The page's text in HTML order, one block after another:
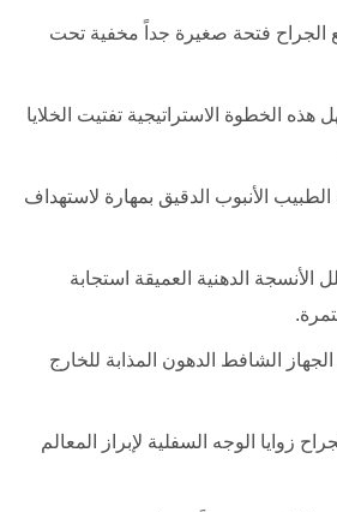
الجراح فتحة صغيرة جداً مخفية تحت
هذه الخطوة الاستراتيجية تفتيت الخلايا
الطبيب الأنبوب الدقيق بمهارة لاستهداف
الأنسجة الدهنية العميقة استجابة
الشافط الدهون المذابة للخارج
زوايا الوجه السفلية لإبراز المعالم